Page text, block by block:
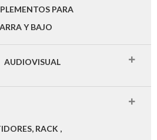
PARA
Y BAJO
AUDIOVISUAL
RACK ,